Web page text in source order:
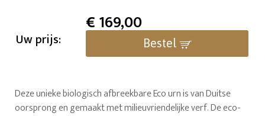
Uw prijs:
€169,00
Bestel
Deze unieke biologisch afbreekbare Eco urn is van Duitse
oorsprong en gemaakt met milieuvriendelijke verf. De eco-